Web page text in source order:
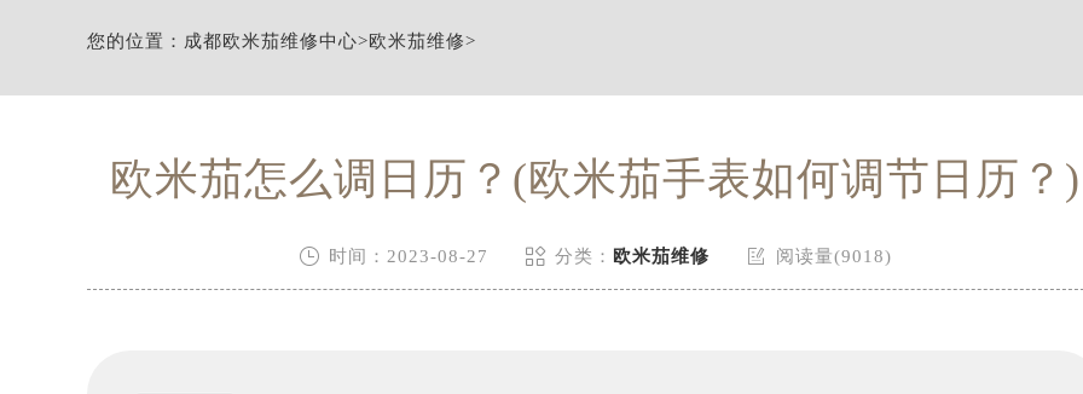
节假日正常营业！
您的位置： 成都欧米茄维修中心>欧米茄维修>
欧米茄怎么调日历？(欧米茄手表如何调节日历？)
 时间：2023-08-27  分类： 欧米茄维修  阅读量(9018)